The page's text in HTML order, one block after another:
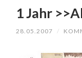
1 Jahr
28.05.2007 /